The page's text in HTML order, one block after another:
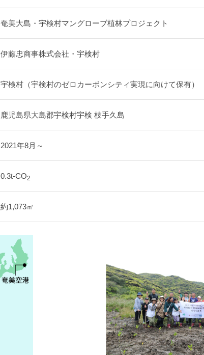
奄美大島・宇検村マングローブ植林プロジェクト
伊藤忠商事株式会社・宇検村
宇検村（宇検村のゼロカーボンシティ実現に向けて保有）
鹿児島県大島郡宇検村宇検 枝手久島
2021年8月～
0.3t-CO2
約1,073㎡